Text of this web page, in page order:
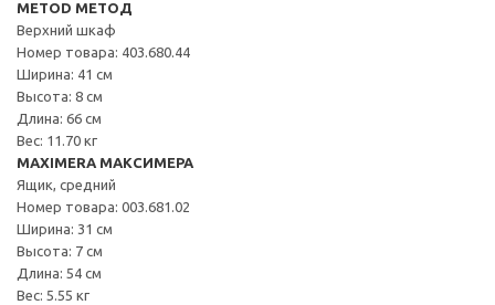
METOD МЕТОД
Верхний шкаф
Номер товара: 403.680.44
Ширина: 41 см
Высота: 8 см
Длина: 66 см
Вес: 11.70 кг
MAXIMERA МАКСИМЕРА
Ящик, средний
Номер товара: 003.681.02
Ширина: 31 см
Высота: 7 см
Длина: 54 см
Вес: 5.55 кг